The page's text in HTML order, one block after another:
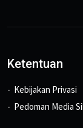
Ketentuan
Kebijakan Privasi
Pedoman Media